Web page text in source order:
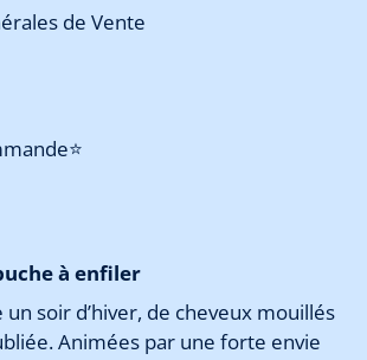
de Vente
à enfiler
soir d’hiver, de cheveux mouillés
Animées par une forte envie